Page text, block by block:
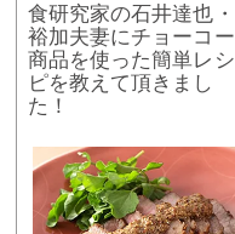
食研究家の石井達也・
裕加夫妻にチョーコー
商品を使った簡単レシ
ピを教えて頂きまし
た！